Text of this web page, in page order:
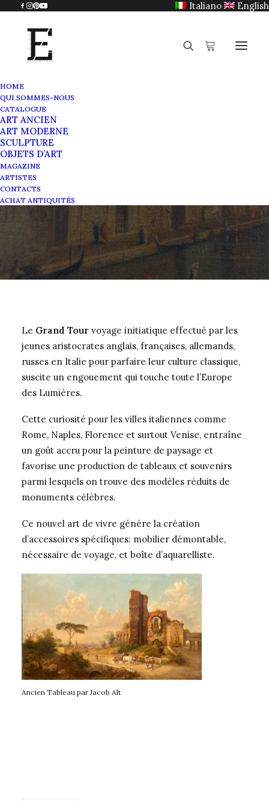
Italiano English
HOME
QUI SOMMES-NOUS
CATALOGUE
ART ANCIEN
ART MODERNE
SCULPTURE
OBJETS D’ART
MAGAZINE
ARTISTES
CONTACTS
ACHAT ANTIQUITÉS
SEPTEMBRE 4, 2021
Le Grand Tour voyage initiatique effectué par les
jeunes aristocrates anglais, françaises, allemands,
russes en Italie pour parfaire leur culture classique,
suscite un engouement qui touche toute l’Europe
des Lumières.
Cette curiosité pour les villes italiennes comme
Rome, Naples, Florence et surtout Venise, entraîne
un goût accru pour la peinture de paysage et
favorise une production de tableaux et souvenirs
parmi lesquels on trouve des modèles réduits de
monuments célèbres.
Ce nouvel art de vivre génère la création
d’accessoires spécifiques: mobilier démontable,
nécessaire de voyage, et boîte d’aquarelliste.
Ancien Tableau par Jacob Alt